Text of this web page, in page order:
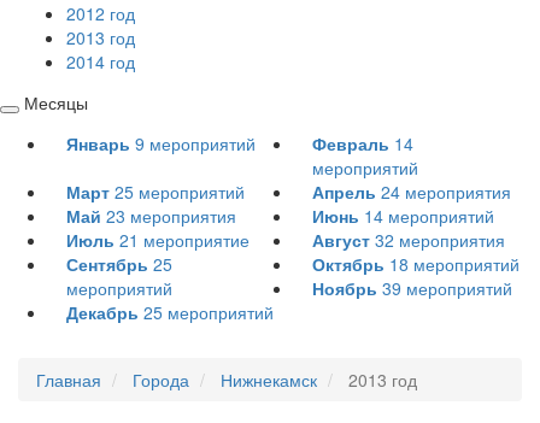
2012 год
2013 год
2014 год
Свернуть
Месяцы
Январь 9 мероприятий Февраль 14
мероприятий
Март 25 мероприятий Апрель 24 мероприятия
Май 23 мероприятия Июнь 14 мероприятий
Июль 21 мероприятие Август 32 мероприятия
Сентябрь 25
мероприятий
Октябрь 18 мероприятий
Ноябрь 39 мероприятий
Декабрь 25 мероприятий
Главная Города Нижнекамск 2013 год